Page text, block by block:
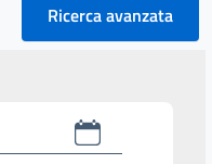
Ricerca avanzata